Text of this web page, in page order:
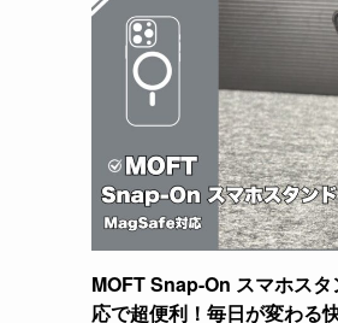
MOFT Snap-On スマホス
応で超便利！毎日が変わる